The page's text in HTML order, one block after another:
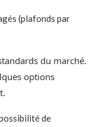
(plafonds par
du marché.
options
de